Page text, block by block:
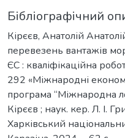
Бібліографічний
Кірєєв, Анатолій
перевезень вантажів
ЄС : кваліфікаційна
292 «Міжнародні
програма “Міжнародна
Кірєєв ; наук. кер. Л. І.
Харківський